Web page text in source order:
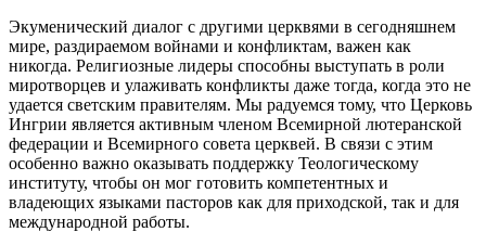
Экуменический диалог с другими церквями в сегодняшнем
мире, раздираемом войнами и конфликтам, важен как
никогда. Религиозные лидеры способны выступать в роли
миротворцев и улаживать конфликты даже тогда, когда это не
удается светским правителям. Мы радуемся тому, что Церковь
Ингрии является активным членом Всемирной лютеранской
федерации и Всемирного совета церквей. В связи с этим
особенно важно оказывать поддержку Теологическому
институту, чтобы он мог готовить компетентных и
владеющих языками пасторов как для приходской, так и для
международной работы.